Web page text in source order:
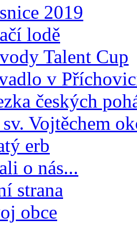
2019
lodě
Talent Cup
v
českých
sv. Vojtěchem
erb
o nás...
strana
obce